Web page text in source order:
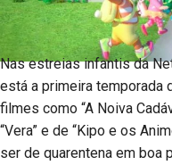
Nas estreias infantis da
está a primeira temporada
filmes como “A Noiva
“Vera” e de “Kipo e os
ser de quarentena em boa